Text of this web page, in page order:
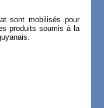
sont mobilisés pour
produits soumis à la